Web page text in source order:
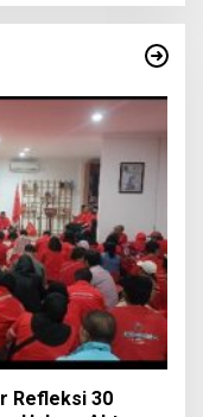
Refleksi 30